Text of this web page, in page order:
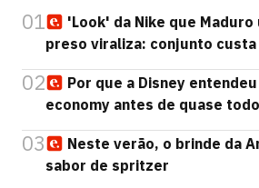
01
'Look' da Nike que Maduro
preso viraliza: conjunto custa
02
Por que a Disney
economy antes de quase
03
Neste verão, o brinde da
sabor de spritzer